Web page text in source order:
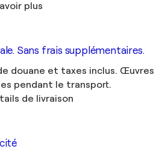
plus
Sans frais supplémentaires.
douane et taxes inclus. Œuvres
pendant le transport.
de livraison